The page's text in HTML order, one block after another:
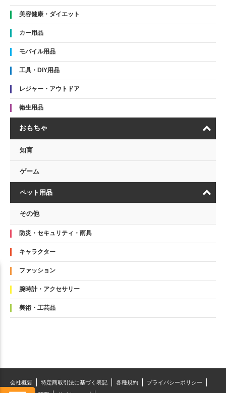
美容健康・ダイエット
カー用品
モバイル用品
工具・DIY用品
レジャー・アウトドア
衛生用品
おもちゃ
知育
ゲーム
ペット用品
その他
防災・セキュリティ・雨具
キャラクター
ファッション
腕時計・アクセサリー
美術・工芸品
会社概要 特定商取引法に基づく表記 各種規約
プライバシーポリシー